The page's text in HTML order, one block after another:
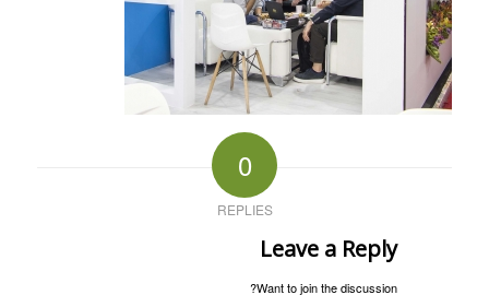
0
REPLIES
Leave a Reply
Want to join the discussion?